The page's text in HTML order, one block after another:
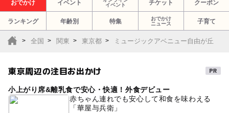
おでかけ イベント
イベント
チケット クーポン
ランキング 年齢別 特集
おでかけ
ニュース
子育て
全国 関東 東京都 ミュージックアベニュー自由が丘
東京周辺の注目お出かけ
小上がり席&離乳食で安心・快適！外食デビュー
赤ちゃん連れでも安心して和食を味わえる
「華屋与兵衛」